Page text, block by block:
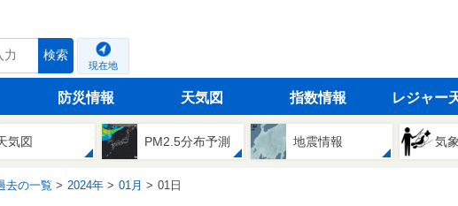
検索
現在地
防災情報 天気図 指数情報 レジャー
気図 PM2.5分布予測 地震情報 気
去の一覧 2024年 01月 01日